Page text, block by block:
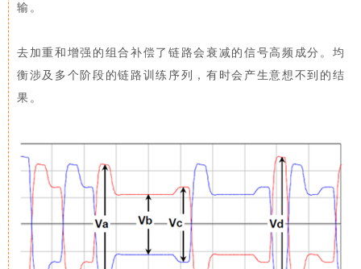
输。
去加重和增强的组合补偿了链路会衰减的信号高频成分。均
衡涉及多个阶段的链路训练序列，有时会产生意想不到的结
果。